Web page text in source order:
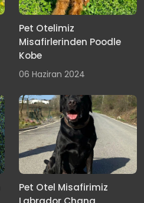
Pet Otelimiz
Misafirlerinden Poodle
Kobe
06 Haziran 2024
Pet Otel Misafirimiz